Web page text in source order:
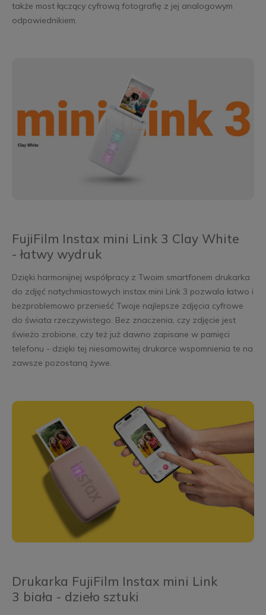
także most łączący cyfrową fotografię z jej analogowym
odpowiednikiem.
FujiFilm Instax mini Link 3 Clay White
- łatwy wydruk
Dzięki harmonijnej współpracy z Twoim smartfonem drukarka
do zdjęć natychmiastowych instax mini Link 3 pozwala łatwo i
bezproblemowo przenieść Twoje najlepsze zdjęcia cyfrowe
do świata rzeczywistego. Bez znaczenia, czy zdjęcie jest
świeżo zrobione, czy też już dawno zapisane w pamięci
telefonu - dzięki tej niesamowitej drukarce wspomnienia te na
zawsze pozostaną żywe.
Drukarka FujiFilm Instax mini Link
3 biała - dzieło sztuki